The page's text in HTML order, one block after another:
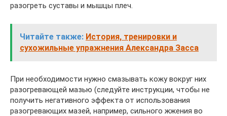
разогреть суставы и мышцы плеч.
Читайте также: История, тренировки и
сухожильные упражнения Александра Засса
При необходимости нужно смазывать кожу вокруг них
разогревающей мазью (следуйте инструкции, чтобы не
получить негативного эффекта от использования
разогревающих мазей, например, сильного жжения во